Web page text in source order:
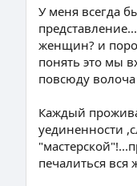
У меня всегда
женщин? и
понять это мы
повсюду
Каждый
уединенности
печалиться